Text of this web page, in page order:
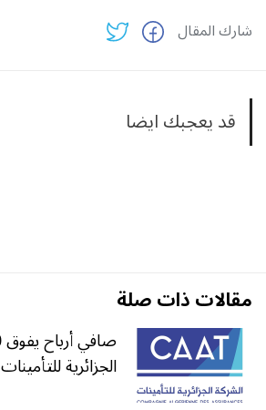
شارك المقال
قد يعجبك ايضا
مقالات ذات صلة
الجزائرية للتأمينات